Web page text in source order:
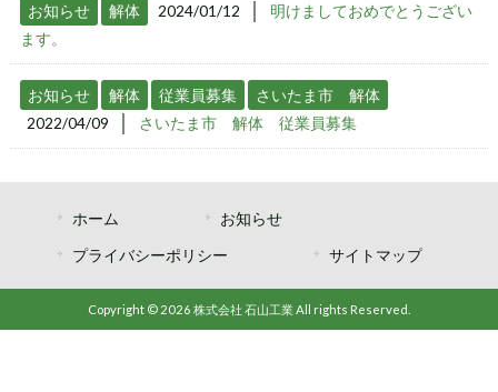
お知らせ 解体 2024/01/12
明けましておめでとうござい
ます。
お知らせ 解体 従業員募集
さいたま市 解体
2022/04/09
さいたま市 解体 従業員募集
ホーム
お知らせ
プライバシーポリシー
サイトマップ
Copyright © 2026 株式会社 石山工業 All rights Reserved.